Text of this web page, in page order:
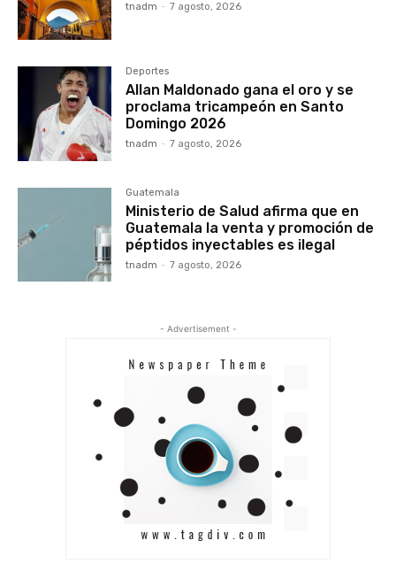
tnadm - 7 agosto, 2026
Deportes
Allan Maldonado gana el oro y se
proclama tricampeón en Santo
Domingo 2026
tnadm - 7 agosto, 2026
Guatemala
Ministerio de Salud afirma que en
Guatemala la venta y promoción de
péptidos inyectables es ilegal
tnadm - 7 agosto, 2026
- Advertisement -